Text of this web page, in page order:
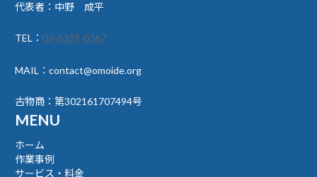
代表者：中野 成平
TEL： 03-6339-0367
MAIL：contact@omoide.org
古物商：第302161707494号
MENU
ホーム
作業事例
サービス・料金